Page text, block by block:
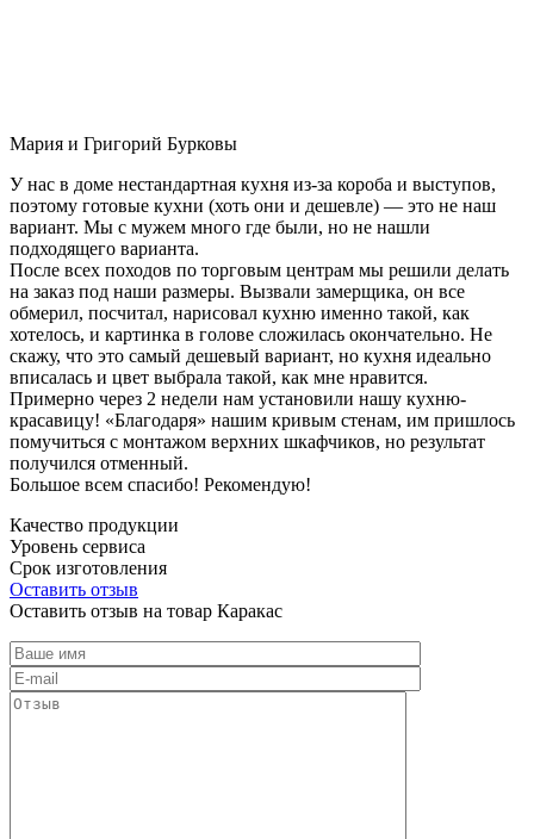
Мария и Григорий Бурковы
У нас в доме нестандартная кухня из-за короба и выступов,
поэтому готовые кухни (хоть они и дешевле) — это не наш
вариант. Мы с мужем много где были, но не нашли
подходящего варианта.
После всех походов по торговым центрам мы решили делать
на заказ под наши размеры. Вызвали замерщика, он все
обмерил, посчитал, нарисовал кухню именно такой, как
хотелось, и картинка в голове сложилась окончательно. Не
скажу, что это самый дешевый вариант, но кухня идеально
вписалась и цвет выбрала такой, как мне нравится.
Примерно через 2 недели нам установили нашу кухню-
красавицу! «Благодаря» нашим кривым стенам, им пришлось
помучиться с монтажом верхних шкафчиков, но результат
получился отменный.
Большое всем спасибо! Рекомендую!
Качество продукции
Уровень сервиса
Срок изготовления
Оставить отзыв
Оставить отзыв на товар Каракас